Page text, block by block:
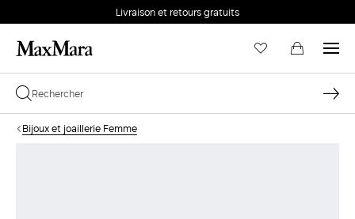
Livraison et retours gratuits
Bijoux et joaillerie Femme